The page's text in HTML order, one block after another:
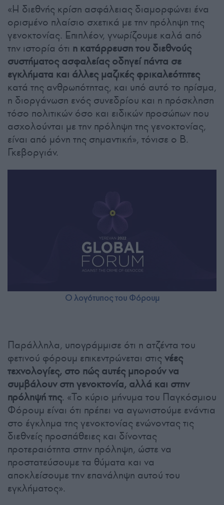
«Η διεθνής κρίση ασφάλειας διαμορφώνει ένα
ορισμένο πλαίσιο σχετικά με την πρόληψη της
γενοκτονίας. Επιπλέον, γνωρίζουμε καλά από
την ιστορία ότι η κατάρρευση του διεθνούς
συστήματος ασφαλείας οδηγεί πάντα σε
εγκλήματα και άλλες μαζικές φρικαλεότητες
κατά της ανθρωπότητας, και υπό αυτό το πρίσμα,
η διοργάνωση ενός συνεδρίου και η πρόσκληση
τόσο πολιτικών όσο και ειδικών προσώπων που
ασχολούνται με την πρόληψη της γενοκτονίας,
είναι από μόνη της σημαντική», τόνισε ο Β.
Γκεβοργιάν.
Ο λογότυπος του Φόρουμ
Παράλληλα, υπογράμμισε ότι η ατζέντα του
φετινού φόρουμ επικεντρώνεται στις νέες
τεχνολογίες, στο πώς αυτές μπορούν να
συμβάλουν στη γενοκτονία, αλλά και στην
πρόληψή της. «Το κύριο μήνυμα του Παγκόσμιου
Φόρουμ είναι ότι πρέπει να αγωνιστούμε ενάντια
στο έγκλημα της γενοκτονίας ενώνοντας τις
διεθνείς προσπάθειες και δίνοντας
προτεραιότητα στην πρόληψη, ώστε να
προστατεύσουμε τα θύματα και να
αποκλείσουμε την επανάληψη αυτού του
εγκλήματος».